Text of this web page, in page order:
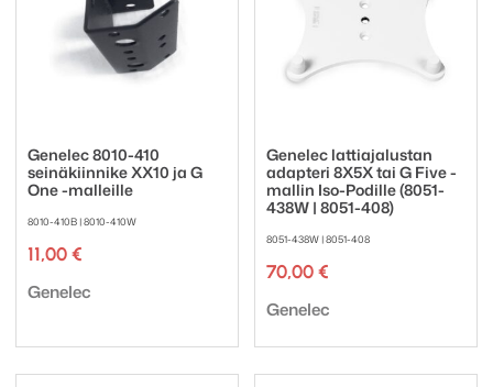
Genelec 8010-410
seinäkiinnike XX10 ja G
One -malleille
8010-410B | 8010-410W
11,00 €
Tuotemerkki:
Genelec
Genelec lattiajalustan
adapteri 8X5X tai G Five -
mallin Iso-Podille (8051-
438W | 8051-408)
8051-438W | 8051-408
70,00 €
Tuotemerkki:
Genelec